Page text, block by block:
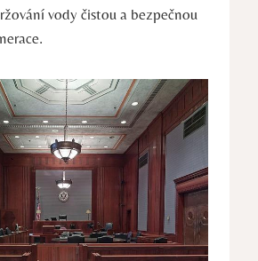
vody čistou a bezpečnou